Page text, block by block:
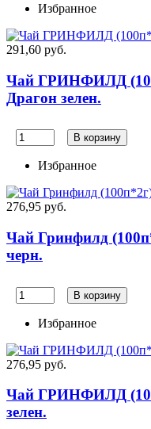
Избранное
291,60 руб.
Чай ГРИНФИЛД
Драгон зелен.
В корзину
Избранное
276,95 руб.
Чай Гринфилд
черн.
В корзину
Избранное
276,95 руб.
Чай ГРИНФИЛД
зелен.